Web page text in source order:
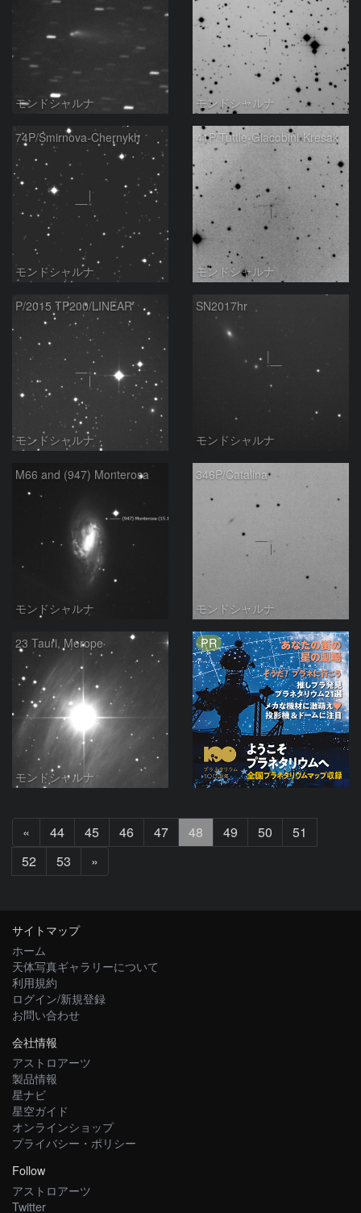
モンドシャルナ モンドシャルナ
74P/Smirnova-Chernykh
モンドシャルナ
41P/Tuttle-Giacobini-Kresak
モンドシャルナ
P/2015 TP200/LINEAR
モンドシャルナ
SN2017hr
モンドシャルナ
M66 and (947) Monterosa
モンドシャルナ
346P/Catalina
モンドシャルナ
23 Tauri, Merope
モンドシャルナ
PR
«
へ
44 45 46 47 48 49 50
51
52
53 »
へ
サイトマップ
ホーム
天体写真ギャラリーについて
利用規約
ログイン/新規登録
お問い合わせ
会社情報
アストロアーツ
製品情報
星ナビ
星空ガイド
オンラインショップ
プライバシー・ポリシー
Follow
アストロアーツ
Twitter